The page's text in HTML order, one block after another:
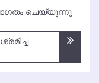
ചെയ്യുന്നു